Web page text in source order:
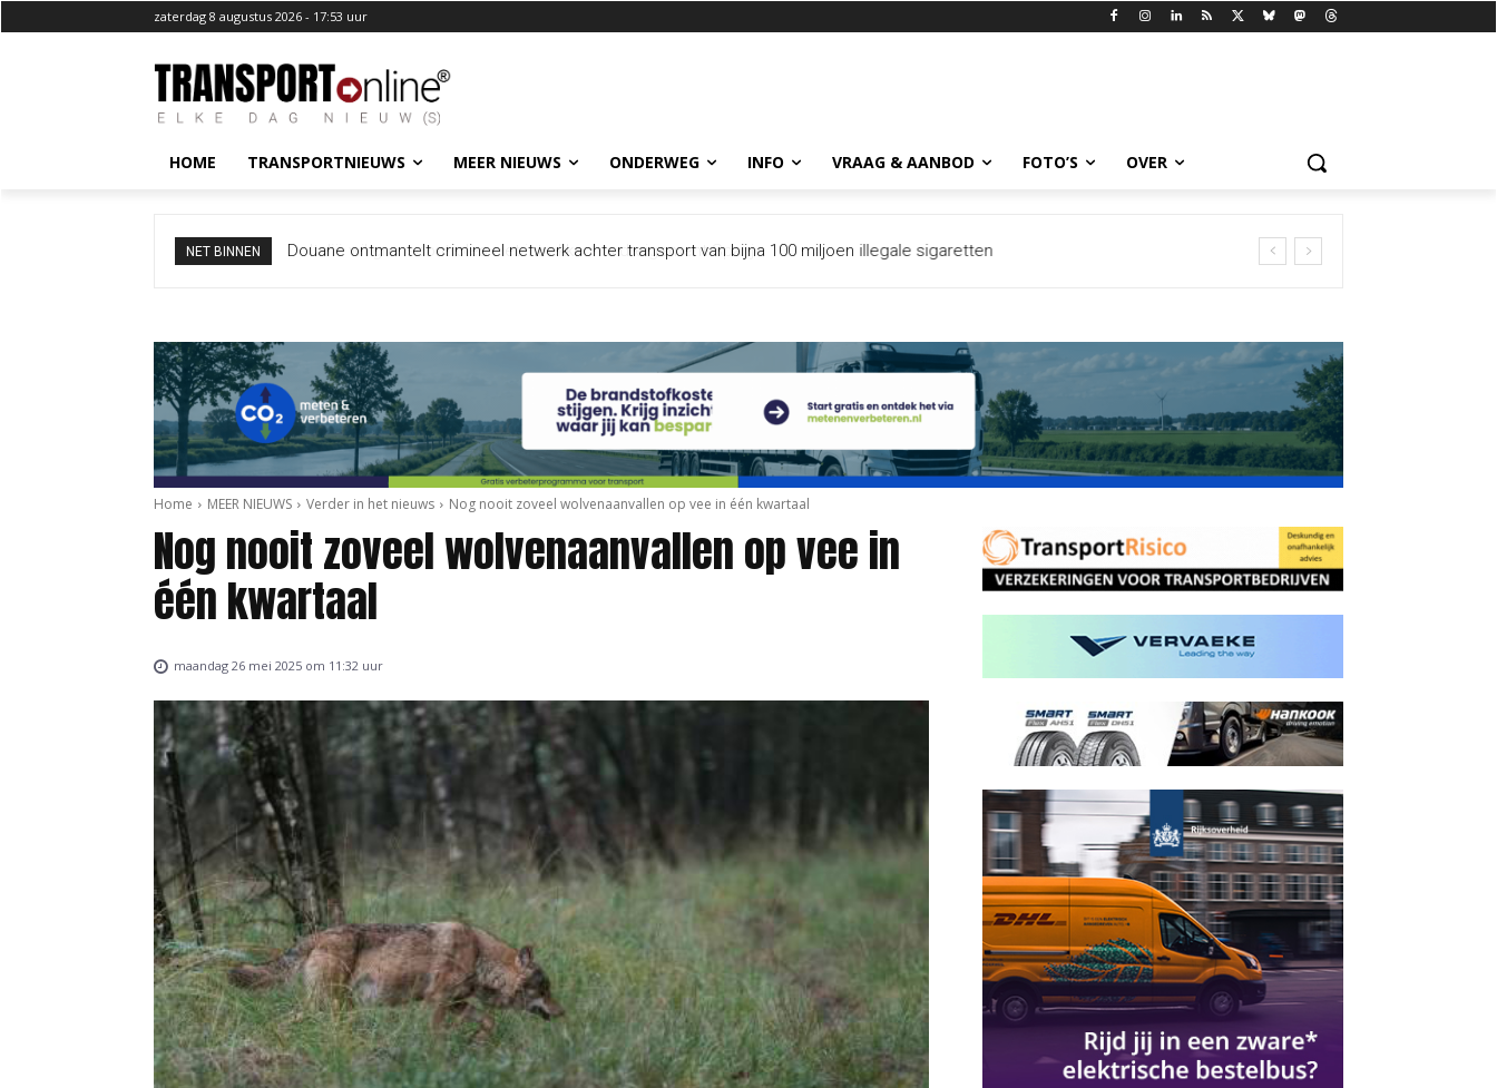
zaterdag 8 augustus 2026 - 17:53 uur
HOME TRANSPORTNIEUWS MEER NIEUWS ONDERWEG INFO VRAAG & AANBOD FOTO’S OVER
NET BINNEN Italië wil grenscontroles niet intrekken na dreigement Spanje
Home MEER NIEUWS Verder in het nieuws Nog nooit zoveel wolvenaanvallen op vee in één kwartaal
Nog nooit zoveel wolvenaanvallen op vee in
één kwartaal
maandag 26 mei 2025 om 11:32 uur